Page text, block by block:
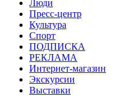
Люди
Пресс-центр
Культура
Спорт
ПОДПИСКА
РЕКЛАМА
Интернет-магазин
Экскурсии
Выставки